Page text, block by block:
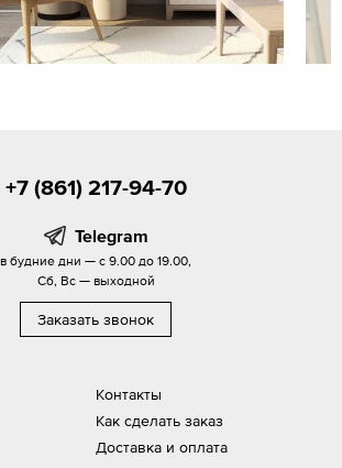
Контакты
Как сделать заказ
Доставка и оплата
+7 (861) 217-94-70
Telegram
в будние дни — с 9.00 до 19.00,
Сб, Вс — выходной
Заказать звонок